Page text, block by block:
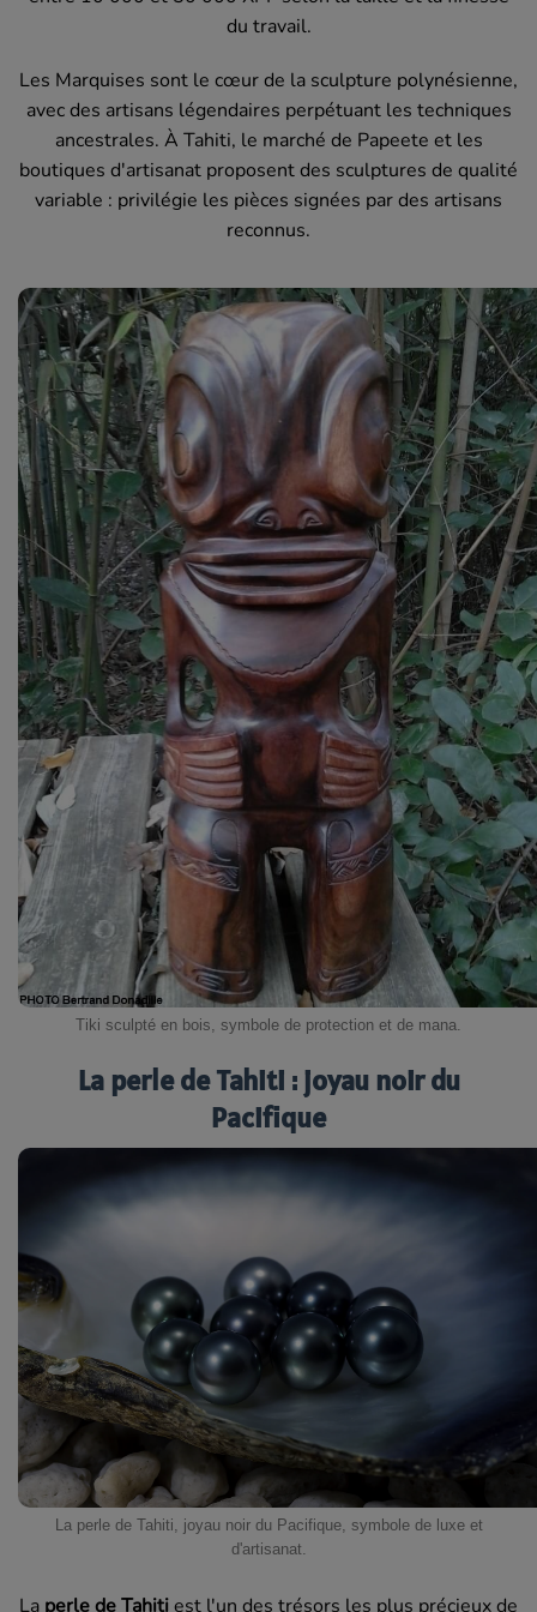
du travail.
Les Marquises sont le cœur de la sculpture polynésienne,
avec des artisans légendaires perpétuant les techniques
ancestrales. À Tahiti, le marché de Papeete et les
boutiques d'artisanat proposent des sculptures de qualité
variable : privilégie les pièces signées par des artisans
reconnus.
Tiki sculpté en bois, symbole de protection et de mana.
La perle de Tahiti : joyau noir du
Pacifique
La perle de Tahiti, joyau noir du Pacifique, symbole de luxe et
d'artisanat.
La perle de Tahitiest l'un des trésors les plus précieux de